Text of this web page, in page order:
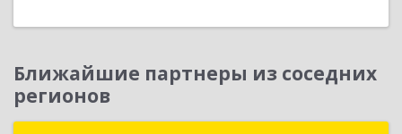
Ближайшие партнеры из соседних
регионов